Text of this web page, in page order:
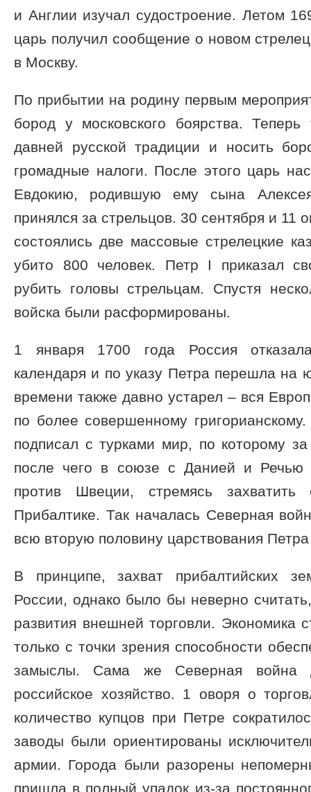
и Англии изучал судостроение. Летом
царь получил сообщение о новом
в Москву.
По прибытии на родину первым
бород у московского боярства.
давней русской традиции и носить
громадные налоги. После этого царь
Евдокию, родившую ему сына
принялся за стрельцов. 30 сентября и 11
состоялись две массовые стрелецкие
убито 800 человек. Петр I приказал
рубить головы стрельцам. Спустя
войска были расформированы.
1 января 1700 года Россия
календаря и по указу Петра перешла на
времени также давно устарел – вся
по более совершенному
подписал с турками мир, по которому
после чего в союзе с Данией и Речью
против Швеции, стремясь
Прибалтике. Так началась Северная
всю вторую половину царствования
В принципе, захват прибалтийских
России, однако было бы неверно
развития внешней торговли. Экономика
только с точки зрения способности
замыслы. Сама же Северная война
российское хозяйство. 1 оворя о
количество купцов при Петре
заводы были ориентированы
армии. Города были разорены
пришла в полный упадок из-за